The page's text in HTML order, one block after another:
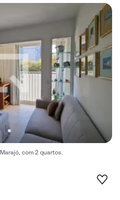
com 2 quartos.